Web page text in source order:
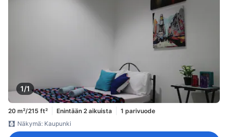
1/1
20 m²/215 ft² Enintään 2 aikuista
1 parivuode
Näkymä: Kaupunki